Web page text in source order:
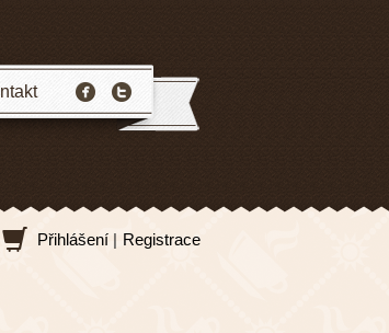
Přihlášení | Registrace